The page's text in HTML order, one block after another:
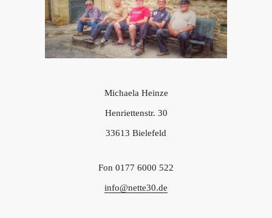
Michaela Heinze
Henriettenstr. 30
33613 Bielefeld
Fon 0177 6000 522
info@nette30.de